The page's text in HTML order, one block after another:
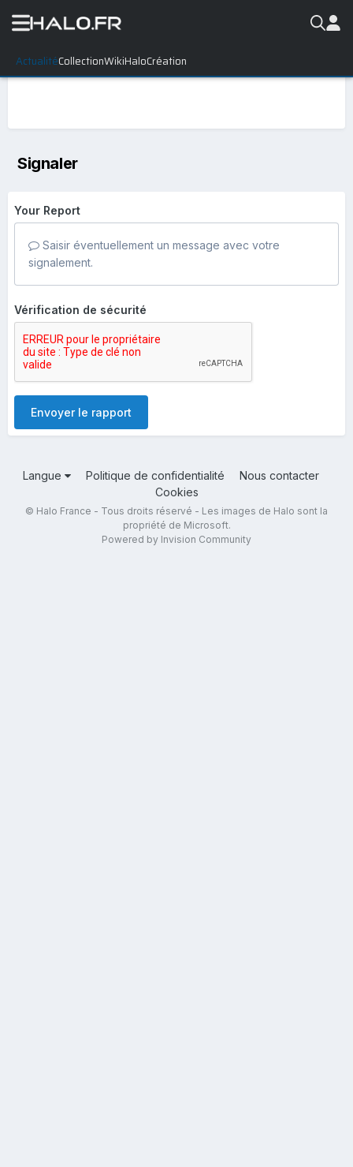
ActualitéCollectionWikiHaloCréation
Signaler
Your Report
Saisir éventuellement un message avec votre
signalement.
Vérification de sécurité
Envoyer le rapport
Langue Politique de confidentialité
Nous contacter
Cookies
© Halo France - Tous droits réservé - Les images de Halo sont la
propriété de Microsoft.
Powered by Invision Community